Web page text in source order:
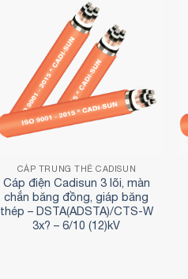
CÁP TRUNG THẾ CADISUN
Cáp điện Cadisun 3 lõi, màn
chắn băng đồng, giáp băng
thép – DSTA(ADSTA)/CTS-W
3x? – 6/10 (12)kV